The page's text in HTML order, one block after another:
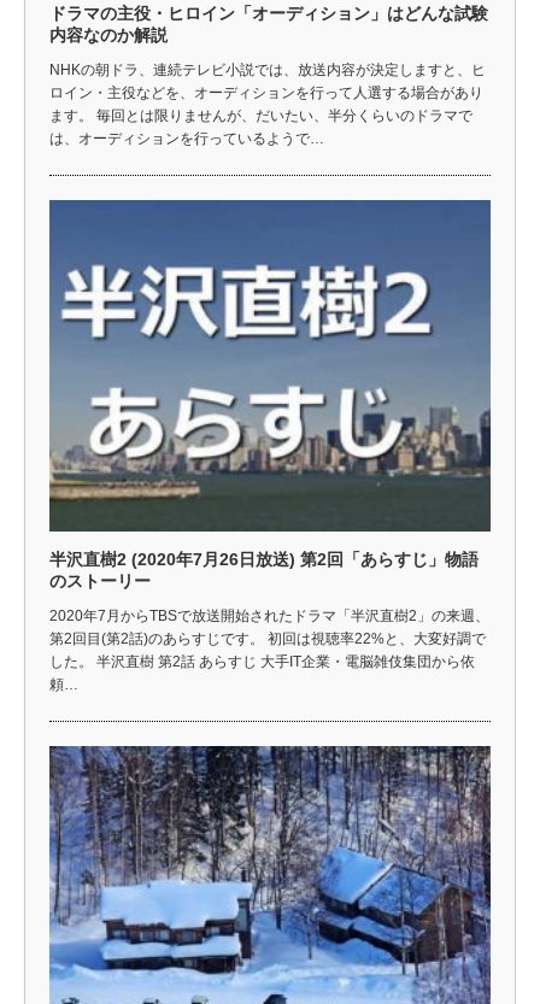
ドラマの主役・ヒロイン「オーディション」はどんな試験
内容なのか解説
NHKの朝ドラ、連続テレビ小説では、放送内容が決定しますと、ヒ
ロイン・主役などを、オーディションを行って人選する場合があり
ます。 毎回とは限りませんが、だいたい、半分くらいのドラマで
は、オーディションを行っているようで…
半沢直樹2 (2020年7月26日放送) 第2回「あらすじ」物語
のストーリー
2020年7月からTBSで放送開始されたドラマ「半沢直樹2」の来週、
第2回目(第2話)のあらすじです。 初回は視聴率22%と、大変好調で
した。 半沢直樹 第2話 あらすじ 大手IT企業・電脳雑伎集団から依
頼…